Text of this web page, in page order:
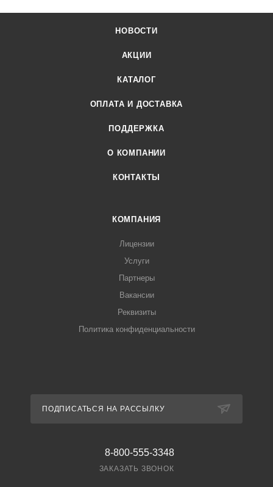
НОВОСТИ
АКЦИИ
КАТАЛОГ
ОПЛАТА И ДОСТАВКА
ПОДДЕРЖКА
О КОМПАНИИ
КОНТАКТЫ
КОМПАНИЯ
Лицензии
Услуги
Партнеры
Вакансии
Реквизиты
Политика конфиденциальности
ПОДПИСАТЬСЯ НА РАССЫЛКУ
8-800-555-3348
ЗАКАЗАТЬ ЗВОНОК